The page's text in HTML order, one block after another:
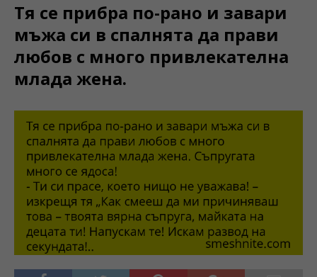
Тя се прибра по-рано и завари
мъжа си в спалнята да прави
любов с много привлекателна
млада жена.